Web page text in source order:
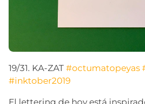
19/31. KA-ZAT#octumatopeyas
#inktober2019
El lettering de hoy está